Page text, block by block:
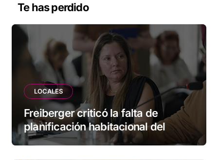
Te has perdido
LOCALES
Freiberger criticó la falta de
planificación habitacional del
Municipio: “Vuoto deja afuera a